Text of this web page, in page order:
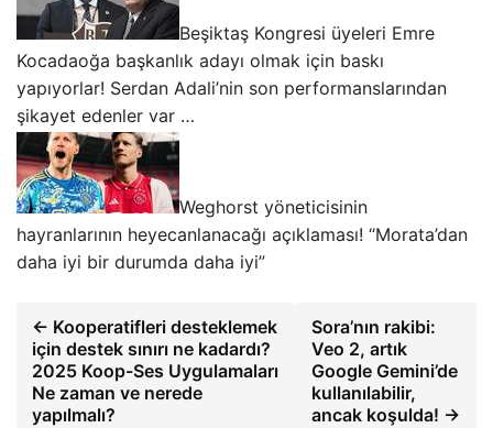
Beşiktaş Kongresi üyeleri Emre
Kocadaoğa başkanlık adayı olmak için baskı
yapıyorlar! Serdan Adali’nin son performanslarından
şikayet edenler var …
Weghorst yöneticisinin
hayranlarının heyecanlanacağı açıklaması! “Morata’dan
daha iyi bir durumda daha iyi”
← Kooperatifleri desteklemek
için destek sınırı ne kadardı?
2025 Koop-Ses Uygulamaları
Ne zaman ve nerede
yapılmalı?
Sora’nın rakibi:
Veo 2, artık
Google Gemini’de
kullanılabilir,
ancak koşulda! →